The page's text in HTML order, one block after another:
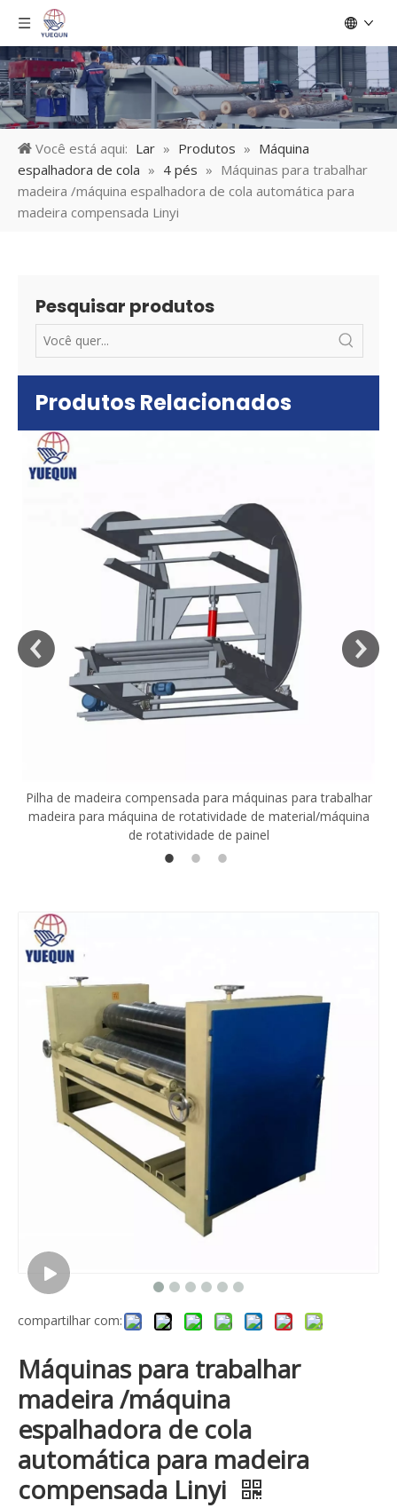
Você está aqui: Lar » Produtos » Máquina
espalhadora de cola » 4 pés » Máquinas para trabalhar
madeira /máquina espalhadora de cola automática para
madeira compensada Linyi
Pesquisar produtos
Produtos Relacionados
Pilha de madeira compensada para máquinas para trabalhar
madeira para máquina de rotatividade de material/máquina
de rotatividade de painel
compartilhar com:
Máquinas para trabalhar
madeira /máquina
espalhadora de cola
automática para madeira
compensada Linyi